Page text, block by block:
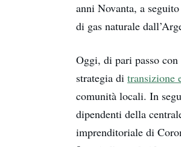
anni Novanta, a
di gas naturale
Oggi, di pari passo
strategia ditransizione
comunità locali. In
dipendenti della
imprenditoriale di